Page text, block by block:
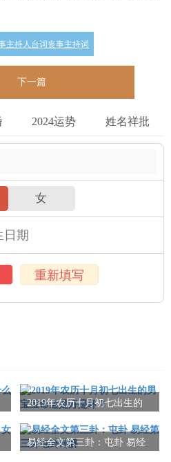
主持人台词丧事主持词
下一篇
2024运势 姓名祥批
女
重新填写
2019年农历十月初七出生的
易经全文第三卦：屯卦 易经